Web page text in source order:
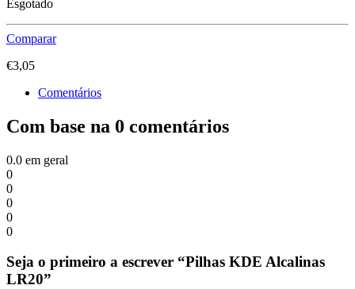
Esgotado
Comparar
€3,05
Comentários
Com base na 0 comentários
0.0 em geral
0
0
0
0
0
Seja o primeiro a escrever “Pilhas KDE Alcalinas
LR20”